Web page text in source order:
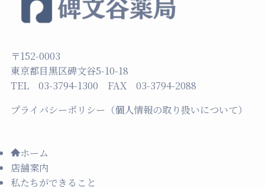
〒152-0003
東京都目黒区碑文谷5-10-18
TEL 03-3794-1300 FAX 03-3794-2088
プライバシーポリシー（個人情報の取り扱いについて）
ホーム
店舗案内
私たちができること